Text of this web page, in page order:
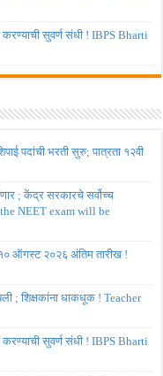
करण्याची सुवर्ण संधी ! IBPS Bharti
पदांची भरती सुरु; पात्रता १२वी
; केंद्र सरकारचे सर्वोच्च
the NEET exam will be
१० ऑगस्ट २०२६ अंतिम तारीख !
; शिक्षकांना धाकधूक ! Teacher
करण्याची सुवर्ण संधी ! IBPS Bharti